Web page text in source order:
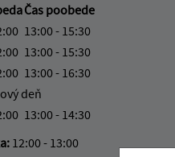
Čas poobede
13:00 - 15:30
13:00 - 15:30
13:00 - 16:30
deň
13:00 - 14:30
12:00 - 13:00